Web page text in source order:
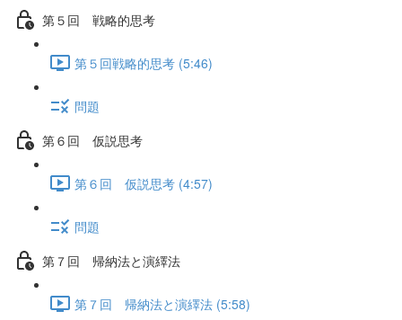
第５回 戦略的思考
第５回戦略的思考 (5:46)
問題
第６回 仮説思考
第６回 仮説思考 (4:57)
問題
第７回 帰納法と演繹法
第７回 帰納法と演繹法 (5:58)